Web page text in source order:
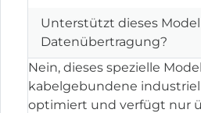
Unterstützt dieses
Datenübertragung?
Nein, dieses spezielle
kabelgebundene
optimiert und verfügt nur